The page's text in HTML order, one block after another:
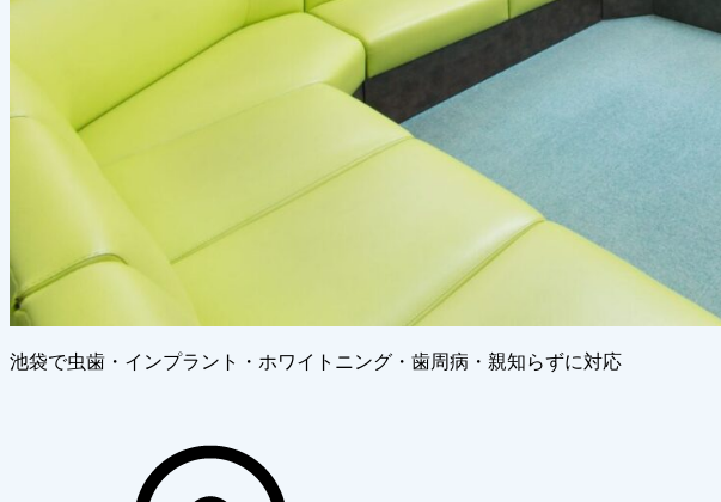
池袋で虫歯・インプラント・ホワイトニング・歯周病・親知らずに対応